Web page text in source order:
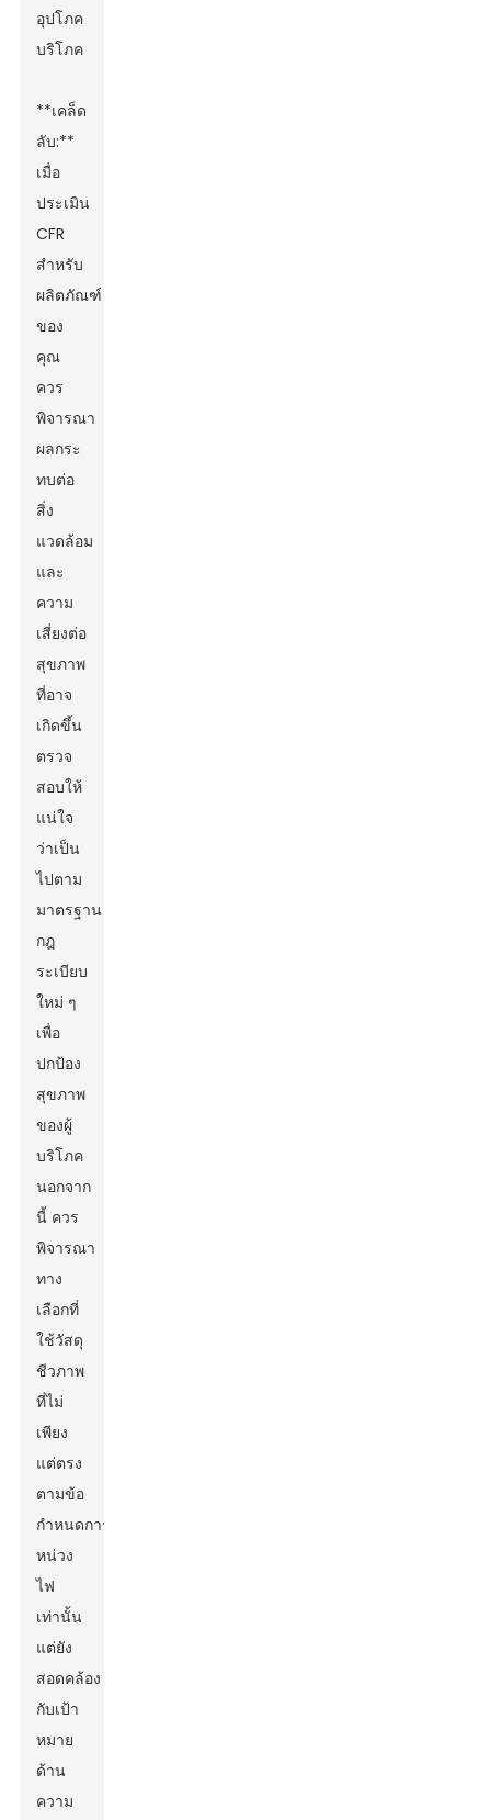
อุปโภค
บริโภค
**เคล็ด
ลับ:**
เมื่อ
ประเมิน
CFR
สำหรับ
ผลิตภัณฑ์
ของ
คุณ
ควร
พิจารณา
ผลกระ
ทบต่อ
สิ่ง
แวดล้อม
และ
ความ
เสี่ยงต่อ
สุขภาพ
ที่อาจ
เกิดขึ้น
ตรวจ
สอบให้
แน่ใจ
ว่าเป็น
ไปตาม
มาตรฐาน
กฎ
ระเบียบ
ใหม่ ๆ
เพื่อ
ปกป้อง
สุขภาพ
ของผู้
บริโภค
นอกจาก
นี้ ควร
พิจารณา
ทาง
เลือกที่
ใช้วัสดุ
ชีวภาพ
ที่ไม่
เพียง
แต่ตรง
ตามข้อ
กำหนดการ
หน่วง
ไฟ
เท่านั้น
แต่ยัง
สอดคล้อง
กับเป้า
หมาย
ด้าน
ความ